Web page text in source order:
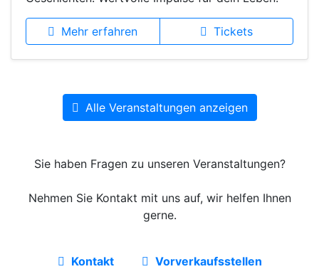
Mehr erfahren Tickets
Alle Veranstaltungen anzeigen
Sie haben Fragen zu unseren Veranstaltungen?
Nehmen Sie Kontakt mit uns auf, wir helfen Ihnen
gerne.
Kontakt Vorverkaufsstellen